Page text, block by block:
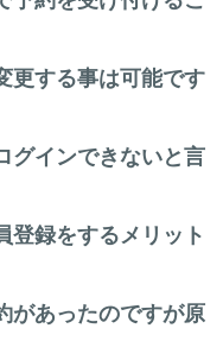
更する事は可能です
グインできないと言
登録をするメリット
があったのですが原